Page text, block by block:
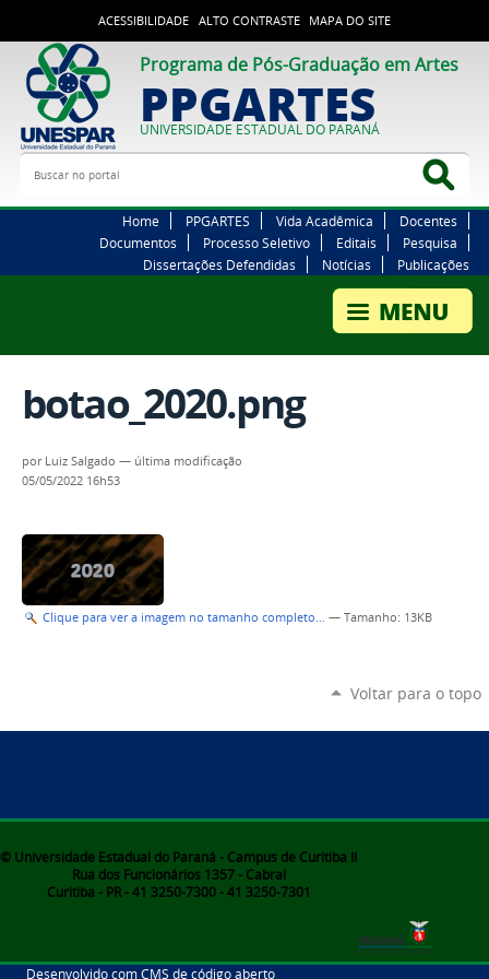
ACESSIBILIDADE ALTO CONTRASTE MAPA DO SITE
Programa de Pós-Graduação em Artes
PPGARTES
UNIVERSIDADE ESTADUAL DO PARANÁ
Buscar no portal
Home PPGARTES Vida Acadêmica
Docentes
Documentos
Processo Seletivo Editais
Pesquisa
Dissertações Defendidas
Notícias Publicações
botao_2020.png
por Luiz Salgado — última modificação
05/05/2022 16h53
Clique para ver a imagem no tamanho completo… — Tamanho: 13KB
Voltar para o topo
© Universidade Estadual do Paraná - Campus de Curitiba II
Rua dos Funcionários 1357 - Cabral
Curitiba - PR - 41 3250-7300 - 41 3250-7301
Desenvolvido com CMS de código aberto